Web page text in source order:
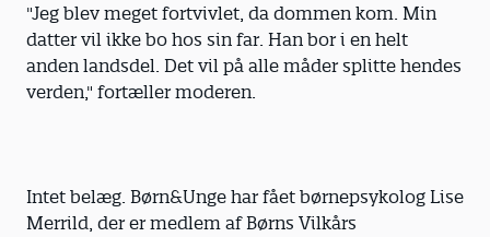
"Jeg blev meget fortvivlet, da dommen kom. Min
datter vil ikke bo hos sin far. Han bor i en helt
anden landsdel. Det vil på alle måder splitte hendes
verden," fortæller moderen.
Intet belæg. Børn&Unge har fået børnepsykolog Lise
Merrild, der er medlem af Børns Vilkårs